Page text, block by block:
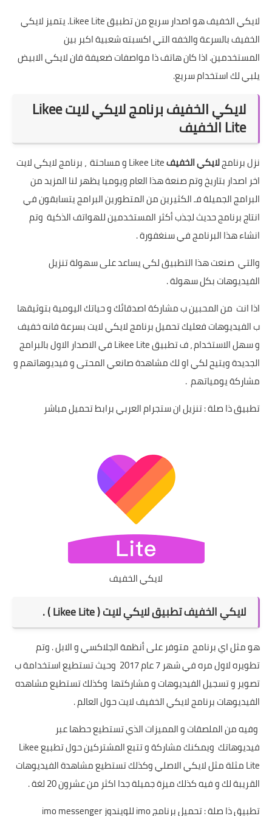
لايكي الخفيف هو اصدار سريع من تطبيق Likee Lite. يتميز لايكي
الخفيف بالسرعة والخفه التي اكسبته شعبية اكبر بين
المستخدمين. اذا كان هاتف ذا مواصفات ضعيفة فان لايكي الابيض
يلبي لك استخدام سريع.
لايكي الخفيف برنامج لايكي لايت Likee
Lite الخفيف
نزل برنامجلايكي الخفيف
Likee Lite و مساحتة ، برنامج لايكي لايت
اخر اصدار بتاريخ وتم صنعة هذا العام ويوميا يظهر لنا المزيد من
البرامج الجميلة فـ الكثيرين من المتطورين البرامج يتسابقون في
انتاج برنامج حديث لجذب أكثر المستخدمين للهواتف الذكية وتم
انشاء هذا البرنامج في سنغفورة .
والتي صنعت هذا التطبيق لكي يساعد على سهولة تنزيل
الفيديوهات بكل سهولة .
اذا انت من المحبين ب مشاركة اصدقائك و حياتك اليومية بتوثيقها
ب الفيديوهات فعليك تحميل برنامج لايكي لايت بسرعة فانه خفيف
و سهل الاستخدام ، ف تطبيق Likee Lite في الاصدار الاول بالبرامج
الجديدة ويتيح لكي او لك مشاهدة صانعي المحتى و فيديوهاتهم و
مشاركة يومياتهم .
تطبيق ذا صلة :تنزيل ان ستجرام العربي برابط تحميل مباشر
لايكي الخفيف
لايكي الخفيف تطبيق لايكي لايت ( Likee Lite ) .
هو مثل اي برنامج متوفر على أنظمة الجلاكسي و الابل . وتم
تطويره لاول مره في شهر 7 عام 2017 وحيث تستطيع استخدامة ب
تصوير و تسجيل الفيديوهات و مشاركتها وكذلك تستطيع مشاهده
الفيديوهات برنامج لايكي الخفيف لايت حول العالم .
وفيه من الملصقات و المميزات الذي تستطيع حطها عبر
فيديوهاتك ويمكنك مشاركة و تتبع المشتركين حول تطبيع Likee
Lite مثلة مثل لايكي الاصلي وكذلك تستطيع مشاهدة الفيديوهات
القريبة لك و فيه كذلك ميزة جميلة جدا اكثر من عشرون 20 لغة .
تطبيق ذا صلة :
تحميل برنامج imo للويندوز imo messenger